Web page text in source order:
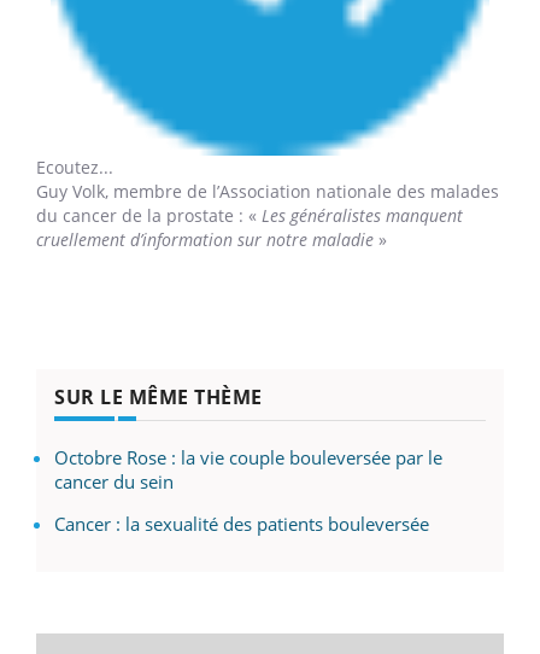
Ecoutez...
Guy Volk, membre de l’Association nationale des malades
du cancer de la prostate : « Les généralistes manquent
cruellement d’information sur notre maladie »
SUR LE MÊME THÈME
Octobre Rose : la vie couple bouleversée par le
cancer du sein
Cancer : la sexualité des patients bouleversée